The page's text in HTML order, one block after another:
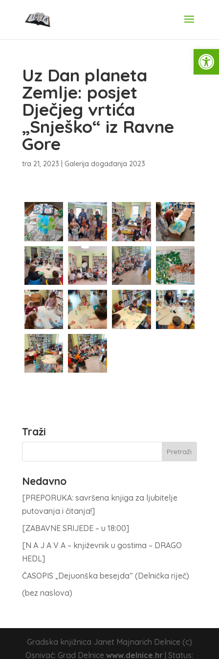
Uz Dan planeta
Zemlje: posjet
Dječjeg vrtića
„Snješko“ iz Ravne
Gore
tra 21, 2023 Galerija događanja 2023
Traži
Nedavno
[PREPORUKA: savršena knjiga za ljubitelje
putovanja i čitanja!]
[ZABAVNE SRIJEDE – u 18:00]
[N A J A V A – književnik u gostima – DRAGO
HEDL]
ČASOPIS „Dejuonška besejda“ (Delnička riječ)
(bez naslova)
Gradska knjižnica Janet Majnarich Delnice (c)
Osnivač: Grad Delnicewww.delnice.hr | Status: